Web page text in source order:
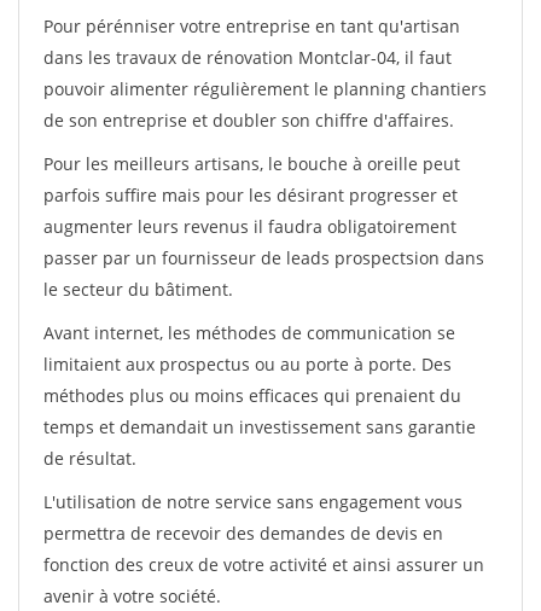
Pour pérénniser votre entreprise en tant qu'artisan
dans les travaux de rénovation Montclar-04, il faut
pouvoir alimenter régulièrement le planning chantiers
de son entreprise et doubler son chiffre d'affaires.
Pour les meilleurs artisans, le bouche à oreille peut
parfois suffire mais pour les désirant progresser et
augmenter leurs revenus il faudra obligatoirement
passer par un fournisseur de leads prospectsion dans
le secteur du bâtiment.
Avant internet, les méthodes de communication se
limitaient aux prospectus ou au porte à porte. Des
méthodes plus ou moins efficaces qui prenaient du
temps et demandait un investissement sans garantie
de résultat.
L'utilisation de notre service sans engagement vous
permettra de recevoir des demandes de devis en
fonction des creux de votre activité et ainsi assurer un
avenir à votre société.